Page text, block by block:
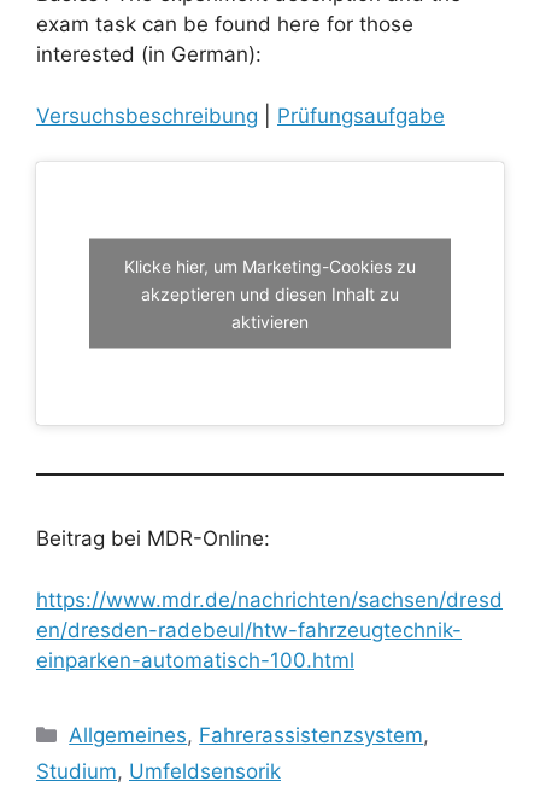
exam task can be found here for those
interested (in German):
Versuchsbeschreibung Prüfungsaufgabe
Klicke hier, um Marketing-Cookies zu
akzeptieren und diesen Inhalt zu
aktivieren
Beitrag bei MDR-Online:
https://www.mdr.de/nachrichten/sachsen/dresd
en/dresden-radebeul/htw-fahrzeugtechnik-
einparken-automatisch-100.html
Kategorien
Allgemeines, Fahrerassistenzsystem,
Studium, Umfeldsensorik